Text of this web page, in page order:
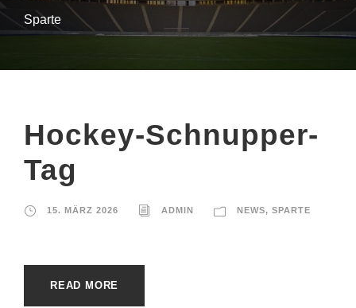
Sparte
Hockey-Schnupper-
Tag
15. MÄRZ 2026 ADMIN NEWS, SPARTE
READ MORE